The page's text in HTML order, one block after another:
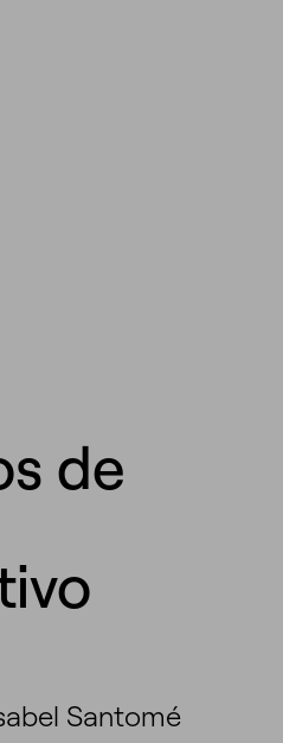
de
Santomé